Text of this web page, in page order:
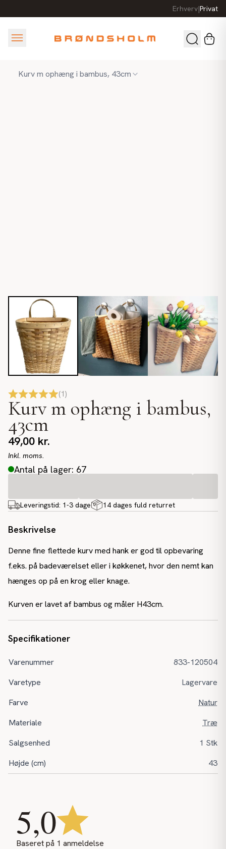
Erhverv|Privat
Kurv m ophæng i bambus, 43cm
(1)
Kurv m ophæng i bambus,
43cm
49,00 kr.
Inkl. moms.
Antal på lager: 67
Leveringstid: 1-3 dage 14 dages fuld returret
Beskrivelse
Denne fine flettede kurv med hank er god til opbevaring
f.eks. på badeværelset eller i køkkenet, hvor den nemt kan
hænges op på en krog eller knage.
Kurven er lavet af bambus og måler H43cm.
Specifikationer
Varenummer
833-120504
Varetype
Lagervare
Farve
Natur
Materiale
Træ
Salgsenhed
1 Stk
Højde (cm)
43
5,0
Baseret på 1 anmeldelse